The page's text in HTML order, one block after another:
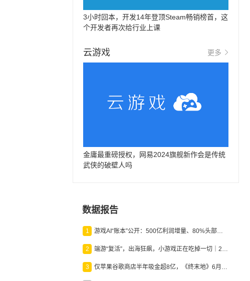
3小时回本，开发14年登顶Steam畅销榜首，这
个开发者再次给行业上课
云游戏 更多
金庸最重磅授权，网易2024旗舰新作会是传统
武侠的破壁人吗
数据报告
1 游戏AI“账本”公开：500亿利润增量、80%头部入局，谁在闷声发财？
2 端游“复活”，出海狂飙，小游戏正在吃掉一切｜2026上半年产业报告
3 仅苹果谷歌商店半年吸金超8亿，《终末地》6月份收入显著回暖